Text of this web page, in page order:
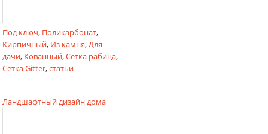
Под ключ, Поликарбонат,
Кирпичный, Из камня,Для
дачи, Кованный,Сетка рабица,
Сетка Gitter,статьи
Ландшафтный дизайн дома